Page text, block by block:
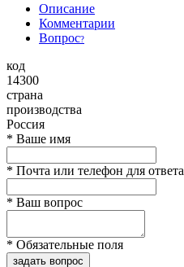
Описание
Комментарии
Вопрос?
код
14300
страна
производства
Россия
* Ваше имя
* Почта или телефон для ответа
* Ваш вопрос
* Обязательные поля
задать вопрос